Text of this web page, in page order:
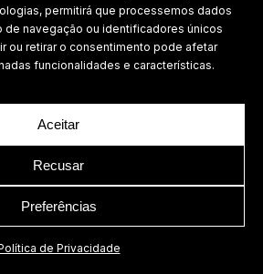
permitirá que processemos dados
de navegação ou identificadores únicos
ou retirar o consentimento pode afetar
funcionalidades e características.
Aceitar
Recusar
Preferências
de Privacidade
reservados.